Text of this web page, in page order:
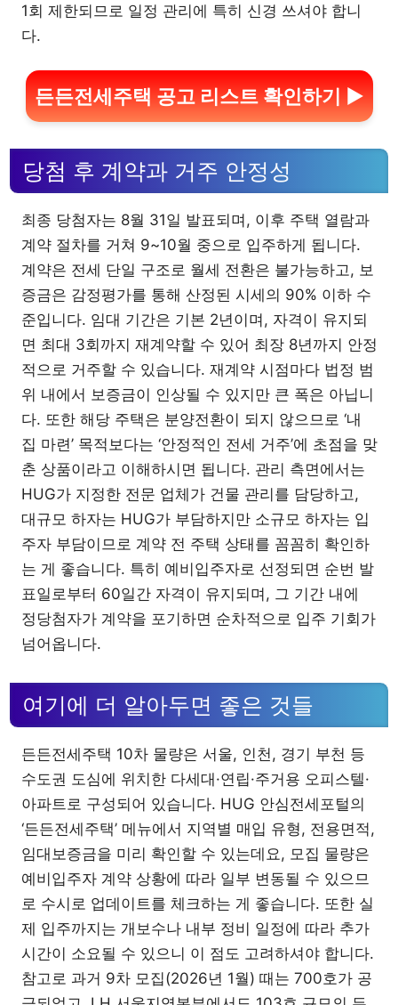
1회 제한되므로 일정 관리에 특히 신경 쓰셔야 합니
다.
든든전세주택 공고 리스트 확인하기 ▶
당첨 후 계약과 거주 안정성
최종 당첨자는 8월 31일 발표되며, 이후 주택 열람과
계약 절차를 거쳐 9~10월 중으로 입주하게 됩니다.
계약은 전세 단일 구조로 월세 전환은 불가능하고, 보
증금은 감정평가를 통해 산정된 시세의 90% 이하 수
준입니다. 임대 기간은 기본 2년이며, 자격이 유지되
면 최대 3회까지 재계약할 수 있어 최장 8년까지 안정
적으로 거주할 수 있습니다. 재계약 시점마다 법정 범
위 내에서 보증금이 인상될 수 있지만 큰 폭은 아닙니
다. 또한 해당 주택은 분양전환이 되지 않으므로 ‘내
집 마련’ 목적보다는 ‘안정적인 전세 거주’에 초점을 맞
춘 상품이라고 이해하시면 됩니다. 관리 측면에서는
HUG가 지정한 전문 업체가 건물 관리를 담당하고,
대규모 하자는 HUG가 부담하지만 소규모 하자는 입
주자 부담이므로 계약 전 주택 상태를 꼼꼼히 확인하
는 게 좋습니다. 특히 예비입주자로 선정되면 순번 발
표일로부터 60일간 자격이 유지되며, 그 기간 내에
정당첨자가 계약을 포기하면 순차적으로 입주 기회가
넘어옵니다.
여기에 더 알아두면 좋은 것들
든든전세주택 10차 물량은 서울, 인천, 경기 부천 등
수도권 도심에 위치한 다세대·연립·주거용 오피스텔·
아파트로 구성되어 있습니다. HUG 안심전세포털의
‘든든전세주택’ 메뉴에서 지역별 매입 유형, 전용면적,
임대보증금을 미리 확인할 수 있는데요, 모집 물량은
예비입주자 계약 상황에 따라 일부 변동될 수 있으므
로 수시로 업데이트를 체크하는 게 좋습니다. 또한 실
제 입주까지는 개보수나 내부 정비 일정에 따라 추가
시간이 소요될 수 있으니 이 점도 고려하셔야 합니다.
참고로 과거 9차 모집(2026년 1월) 때는 700호가 공